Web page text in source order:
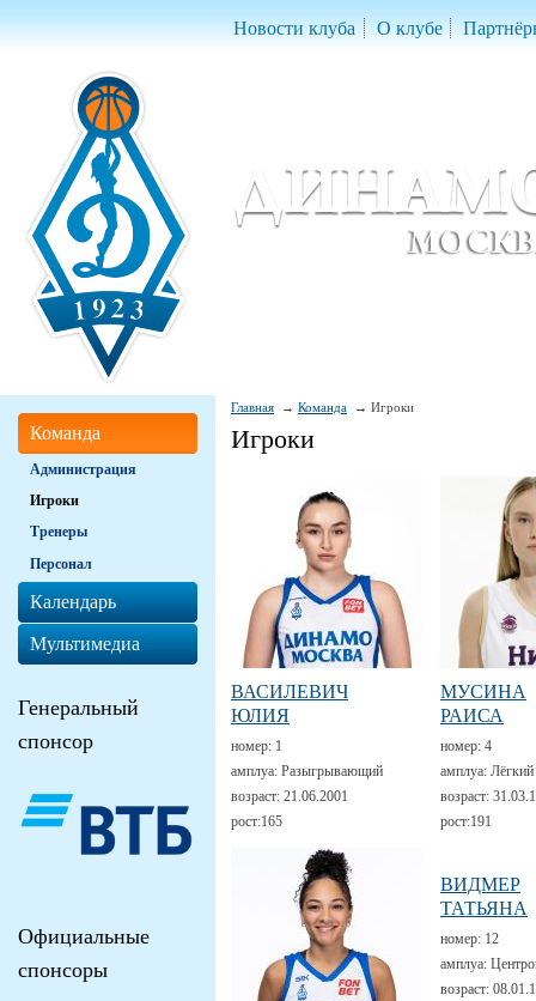
Новости клуба О клубе
Главная Команда Игроки
Игроки
ВАСИЛЕВИЧ
ЮЛИЯ
номер: 1
амплуа: Разыгрывающий
возраст: 21.06.2001
рост:165
МУСИНА
РАИСА
номер: 4
амплуа:
возраст:
рост:191
ВИДМЕР
ТАТЬЯНА
номер: 12
амплуа:
возраст:
Команда
Администрация
Игроки
Тренеры
Персонал
Календарь
Мультимедиа
Генеральный
спонсор
Официальные
спонсоры